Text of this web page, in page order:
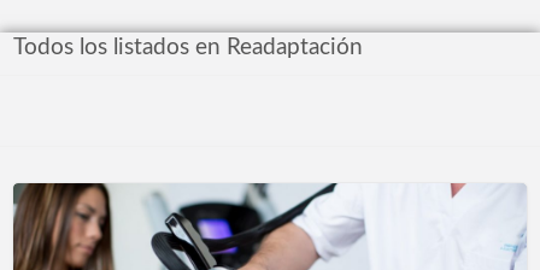
Todos los listados en Readaptación